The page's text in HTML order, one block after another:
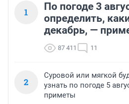
1
По погоде 3
определить,
декабрь, —
87 411 11
2
Суровой или мягкой
узнать по погоде 5
приметы